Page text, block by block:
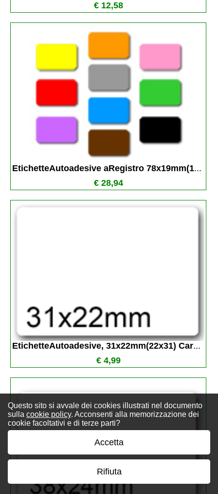
Questo sito si avvale dei cookies illustrati nel documento
sulla cookie policy. Acconsenti alla memorizzazione dei
cookie facoltativi e di terze parti?
Accetta
Rifiuta
€ 12,58
EtichetteAutoadesive aRegistro 78x19mm(1...
€ 28,94
EtichetteAutoadesive, 31x22mm(22x31) Car...
€ 4,99